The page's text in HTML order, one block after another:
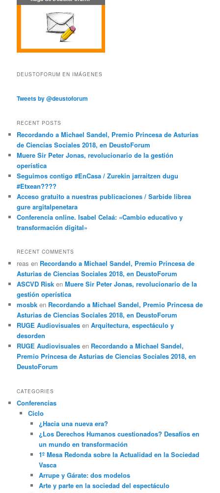
DEUSTOFORUM EN IMÁGENES
Tweets by @deustoforum
RECENT POSTS
Recordando a Michael Sandel, Premio Princesa de Asturias
de Ciencias Sociales 2018, en DeustoForum
Muere Sir Peter Jonas, revolucionario de la gestión
operística
Seguimos contigo #EnCasa / Zurekin jarraitzen dugu
#Etxean????
Acceso gratuito a nuestras publicaciones / Sarbide librea
gure argitalpenetara
Conferencia online. Isabel Celaá: «Cambio educativo y
transformación digital»
RECENT COMMENTS
reas en Recordando a Michael Sandel, Premio Princesa de
Asturias de Ciencias Sociales 2018, en DeustoForum
ASCVD Risk enMuere Sir Peter Jonas, revolucionario de la
gestión operística
mosbk en Recordando a Michael Sandel, Premio Princesa de
Asturias de Ciencias Sociales 2018, en DeustoForum
RUGE Audiovisuales enArquitectura, espectáculo y
desorden
RUGE Audiovisuales en Recordando a Michael Sandel,
Premio Princesa de Asturias de Ciencias Sociales 2018, en
DeustoForum
CATEGORIES
Conferencias
Ciclo
¿Hacia una nueva era?
¿Los Derechos Humanos cuestionados? Desafíos en
un mundo en transformación
1º Mesa Redonda sobre la Actualidad en la Sociedad
Vasca
Arrupe y Gárate: dos modelos
Arte y parte en la sociedad del espectáculo